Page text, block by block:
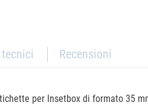
Recensioni
per Insetbox di formato 35